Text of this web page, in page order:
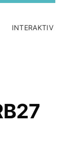
INTERAKTIV